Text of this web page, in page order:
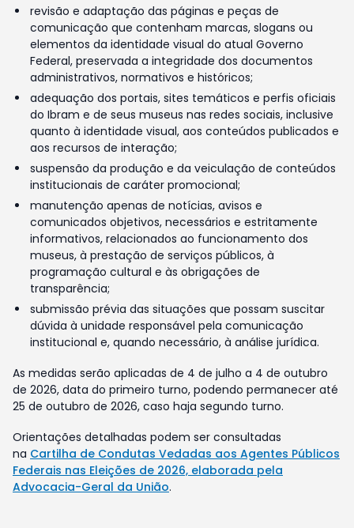
revisão e adaptação das páginas e peças de
comunicação que contenham marcas, slogans ou
elementos da identidade visual do atual Governo
Federal, preservada a integridade dos documentos
administrativos, normativos e históricos;
adequação dos portais, sites temáticos e perfis oficiais
do Ibram e de seus museus nas redes sociais, inclusive
quanto à identidade visual, aos conteúdos publicados e
aos recursos de interação;
suspensão da produção e da veiculação de conteúdos
institucionais de caráter promocional;
manutenção apenas de notícias, avisos e
comunicados objetivos, necessários e estritamente
informativos, relacionados ao funcionamento dos
museus, à prestação de serviços públicos, à
programação cultural e às obrigações de
transparência;
submissão prévia das situações que possam suscitar
dúvida à unidade responsável pela comunicação
institucional e, quando necessário, à análise jurídica.
As medidas serão aplicadas de 4 de julho a 4 de outubro
de 2026, data do primeiro turno, podendo permanecer até
25 de outubro de 2026, caso haja segundo turno.
Orientações detalhadas podem ser consultadas
na Cartilha de Condutas Vedadas aos Agentes Públicos
Federais nas Eleições de 2026, elaborada pela
Advocacia-Geral da União.